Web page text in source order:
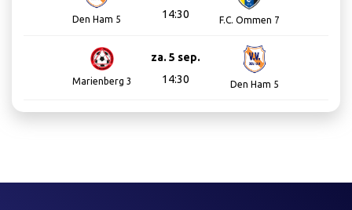
Den Ham 5
14:30
F.C. Ommen 7
Marienberg 3
za. 5 sep.
14:30
Den Ham 5